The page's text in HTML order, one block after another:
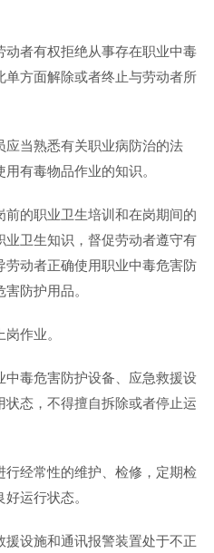
动者有权拒绝从事存在职业中毒
方面解除或者终止与劳动者所
当熟悉有关职业病防治的法
有毒物品作业的知识。
的职业卫生培训和在岗期间的
卫生知识，督促劳动者遵守有
动者正确使用职业中毒危害防
防护用品。
作业。
毒危害防护设备、应急救援设
态，不得擅自拆除或者停止运
经常性的维护、检修，定期检
运行状态。
设施和通讯报警装置处于不正